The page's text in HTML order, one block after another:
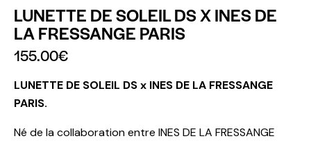
LUNETTE DE SOLEIL DS X INES DE
LA FRESSANGE PARIS
155.00€
LUNETTE DE SOLEIL DS x INES DE LA FRESSANGE
PARIS.
Né de la collaboration entre INES DE LA FRESSANGE